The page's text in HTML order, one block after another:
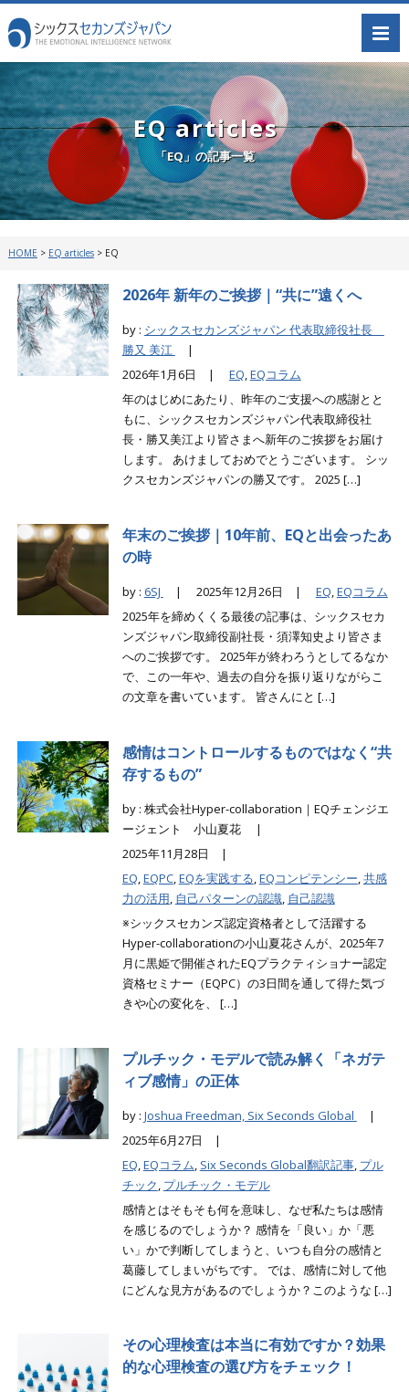
EQ articles
「EQ」の記事一覧
HOME > EQ articles> EQ
2026年 新年のご挨拶｜“共に”遠くへ
by : シックスセカンズジャパン 代表取締役社長
勝又 美江
|
2026年1月6日 |
EQ,EQコラム
年のはじめにあたり、昨年のご支援への感謝とと
もに、シックスセカンズジャパン代表取締役社
長・勝又美江より皆さまへ新年のご挨拶をお届け
します。 あけましておめでとうございます。 シッ
クスセカンズジャパンの勝又です。 2025 […]
年末のご挨拶｜10年前、EQと出会ったあ
の時
by : 6SJ | 2025年12月26日 | EQ,EQコラム
2025年を締めくくる最後の記事は、シックスセカ
ンズジャパン取締役副社長・須澤知史より皆さま
へのご挨拶です。 2025年が終わろうとしてるなか
で、この一年や、過去の自分を振り返りながらこ
の文章を書いています。 皆さんにと […]
感情はコントロールするものではなく“共
存するもの”
by : 株式会社Hyper-collaboration｜EQチェンジエ
ージェント 小山夏花 |
2025年11月28日 |
EQ,EQPC,EQを実践する,EQコンピテンシー,共感
力の活用, 自己パターンの認識, 自己認識
※シックスセカンズ認定資格者として活躍する
Hyper-collaborationの小山夏花さんが、2025年7
月に黒姫で開催されたEQプラクティショナー認定
資格セミナー（EQPC）の3日間を通して得た気づ
きや心の変化を、 […]
プルチック・モデルで読み解く「ネガテ
ィブ感情」の正体
by : Joshua Freedman, Six Seconds Global
|
2025年6月27日 |
EQ EQコラム Six Seconds Global翻訳記事, プル
チック プルチック・モデル
感情とはそもそも何を意味し、なぜ私たちは感情
を感じるのでしょうか？ 感情を「良い」か「悪
い」かで判断してしまうと、いつも自分の感情と
葛藤してしまいがちです。 では、感情に対して他
にどんな見方があるのでしょうか？このような […]
その心理検査は本当に有効ですか？効果
的な心理検査の選び方をチェック！